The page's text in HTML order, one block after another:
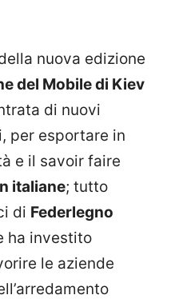
nuova edizione
del Mobile di Kiev
di nuovi
per esportare in
e il savoir faire
italiane; tutto
di Federlegno
ha investito
le aziende